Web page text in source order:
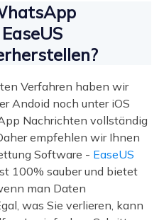
Verfahren haben wir
Andoid noch unter iOS
Nachrichten vollständig
empfehlen wir Ihnen
Software - EaseUS
ist 100% sauber und bietet
man Daten
was Sie verlieren, kann